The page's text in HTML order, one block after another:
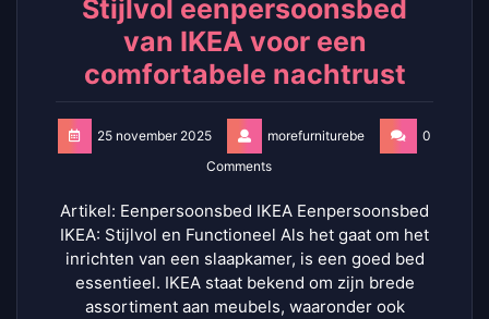
Stijlvol eenpersoonsbed
van IKEA voor een
comfortabele nachtrust
25 november 2025 morefurniturebe
0
Comments
Artikel: Eenpersoonsbed IKEA Eenpersoonsbed
IKEA: Stijlvol en Functioneel Als het gaat om het
inrichten van een slaapkamer, is een goed bed
essentieel. IKEA staat bekend om zijn brede
assortiment aan meubels, waaronder ook